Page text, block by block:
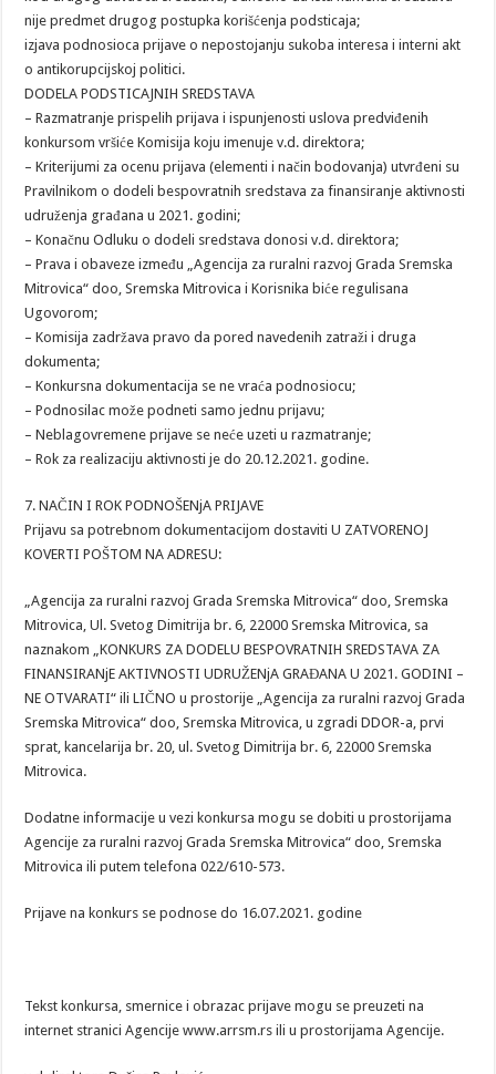
nije predmet drugog postupka korišćenja podsticaja;
izjava podnosioca prijave o nepostojanju sukoba interesa i interni akt
o antikorupcijskoj politici.
DODELA PODSTICAJNIH SREDSTAVA
– Razmatranje prispelih prijava i ispunjenosti uslova predviđenih
konkursom vršiće Komisija koju imenuje v.d. direktora;
– Kriterijumi za ocenu prijava (elementi i način bodovanja) utvrđeni su
Pravilnikom o dodeli bespovratnih sredstava za finansiranje aktivnosti
udruženja građana u 2021. godini;
– Konačnu Odluku o dodeli sredstava donosi v.d. direktora;
– Prava i obaveze između „Agencija za ruralni razvoj Grada Sremska
Mitrovica“ doo, Sremska Mitrovica i Korisnika biće regulisana
Ugovorom;
– Komisija zadržava pravo da pored navedenih zatraži i druga
dokumenta;
– Konkursna dokumentacija se ne vraća podnosiocu;
– Podnosilac može podneti samo jednu prijavu;
– Neblagovremene prijave se neće uzeti u razmatranje;
– Rok za realizaciju aktivnosti je do 20.12.2021. godine.
7. NAČIN I ROK PODNOŠENjA PRIJAVE
Prijavu sa potrebnom dokumentacijom dostaviti U ZATVORENOJ
KOVERTI POŠTOM NA ADRESU:
„Agencija za ruralni razvoj Grada Sremska Mitrovica“ doo, Sremska
Mitrovica, Ul. Svetog Dimitrija br. 6, 22000 Sremska Mitrovica, sa
naznakom „KONKURS ZA DODELU BESPOVRATNIH SREDSTAVA ZA
FINANSIRANjE AKTIVNOSTI UDRUŽENjA GRAĐANA U 2021. GODINI –
NE OTVARATI“ ili LIČNO u prostorije „Agencija za ruralni razvoj Grada
Sremska Mitrovica“ doo, Sremska Mitrovica, u zgradi DDOR-a, prvi
sprat, kancelarija br. 20, ul. Svetog Dimitrija br. 6, 22000 Sremska
Mitrovica.
Dodatne informacije u vezi konkursa mogu se dobiti u prostorijama
Agencije za ruralni razvoj Grada Sremska Mitrovica“ doo, Sremska
Mitrovica ili putem telefona 022/610-573.
Prijave na konkurs se podnose do 16.07.2021. godine
Tekst konkursa, smernice i obrazac prijave mogu se preuzeti na
internet stranici Agencije www.arrsm.rs ili u prostorijama Agencije.